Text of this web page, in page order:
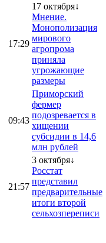
17:29
17 октября↓
Мнение.
Монополизация
мирового
агропрома
приняла
угрожающие
размеры
09:43
Приморский
фермер
подозревается в
хищении
субсидии в 14,6
млн рублей
21:57
3 октября↓
Росстат
представил
предварительные
итоги второй
сельхозпереписи